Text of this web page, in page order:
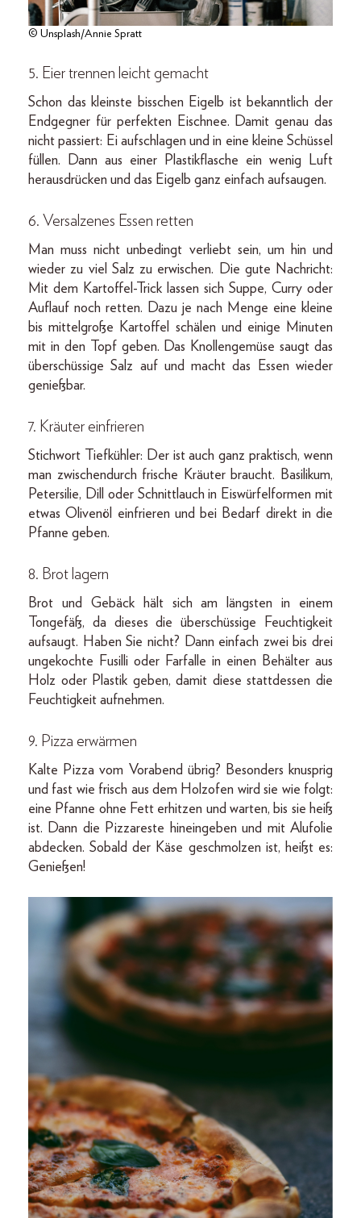
© Unsplash/Annie Spratt
5. Eier trennen leicht gemacht
Schon das kleinste bisschen Eigelb ist bekanntlich der
Endgegner für perfekten Eischnee. Damit genau das
nicht passiert: Ei aufschlagen und in eine kleine Schüssel
füllen. Dann aus einer Plastikflasche ein wenig Luft
herausdrücken und das Eigelb ganz einfach aufsaugen.
6. Versalzenes Essen retten
Man muss nicht unbedingt verliebt sein, um hin und
wieder zu viel Salz zu erwischen. Die gute Nachricht:
Mit dem Kartoffel-Trick lassen sich Suppe, Curry oder
Auflauf noch retten. Dazu je nach Menge eine kleine
bis mittelgroße Kartoffel schälen und einige Minuten
mit in den Topf geben. Das Knollengemüse saugt das
überschüssige Salz auf und macht das Essen wieder
genießbar.
7. Kräuter einfrieren
Stichwort Tiefkühler: Der ist auch ganz praktisch, wenn
man zwischendurch frische Kräuter braucht. Basilikum,
Petersilie, Dill oder Schnittlauch in Eiswürfelformen mit
etwas Olivenöl einfrieren und bei Bedarf direkt in die
Pfanne geben.
8. Brot lagern
Brot und Gebäck hält sich am längsten in einem
Tongefäß, da dieses die überschüssige Feuchtigkeit
aufsaugt. Haben Sie nicht? Dann einfach zwei bis drei
ungekochte Fusilli oder Farfalle in einen Behälter aus
Holz oder Plastik geben, damit diese stattdessen die
Feuchtigkeit aufnehmen.
9. Pizza erwärmen
Kalte Pizza vom Vorabend übrig? Besonders knusprig
und fast wie frisch aus dem Holzofen wird sie wie folgt:
eine Pfanne ohne Fett erhitzen und warten, bis sie heiß
ist. Dann die Pizzareste hineingeben und mit Alufolie
abdecken. Sobald der Käse geschmolzen ist, heißt es:
Genießen!